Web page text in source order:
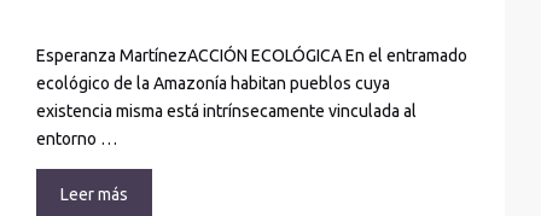
Esperanza MartínezACCIÓN ECOLÓGICA En el entramado
ecológico de la Amazonía habitan pueblos cuya
existencia misma está intrínsecamente vinculada al
entorno …
Leer más